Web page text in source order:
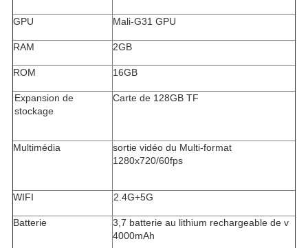
GPU Mali-G31 GPU
RAM 2GB
ROM 16GB
Expansion de
stockage
Carte de 128GB TF
Multimédia
sortie vidéo du Multi-format
1280x720/60fps
WIFI 2.4G+5G
Batterie
3,7 batterie au lithium rechargeable de v
4000mAh